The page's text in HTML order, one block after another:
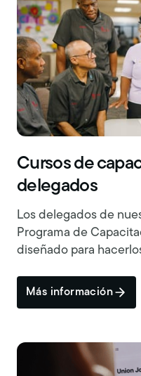
Cursos de
delegados
Los delegados de
Programa de
diseñado para
Más información